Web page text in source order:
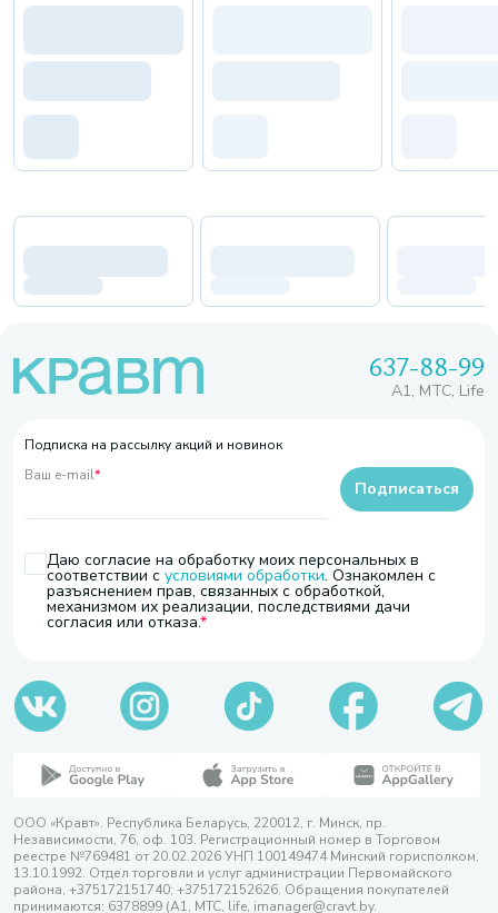
637-88-99
A1, МТС, Life
Подписка на рассылку акций и новинок
Ваш e-mail*
Даю согласие на обработку моих персональных в
соответствии с условиями обработки. Ознакомлен с
разъяснением прав, связанных с обработкой,
механизмом их реализации, последствиями дачи
согласия или отказа.
Подписаться
ООО «Кравт». Республика Беларусь, 220012, г. Минск, пр.
Независимости, 76, оф. 103. Регистрационный номер в Торговом
реестре №769481 от 20.02.2026 УНП 100149474 Минский горисполком,
13.10.1992. Отдел торговли и услуг администрации Первомайского
района, +375172151740; +375172152626. Обращения покупателей
принимаются: 6378899 (А1, МТС, life, imanager@cravt.by.